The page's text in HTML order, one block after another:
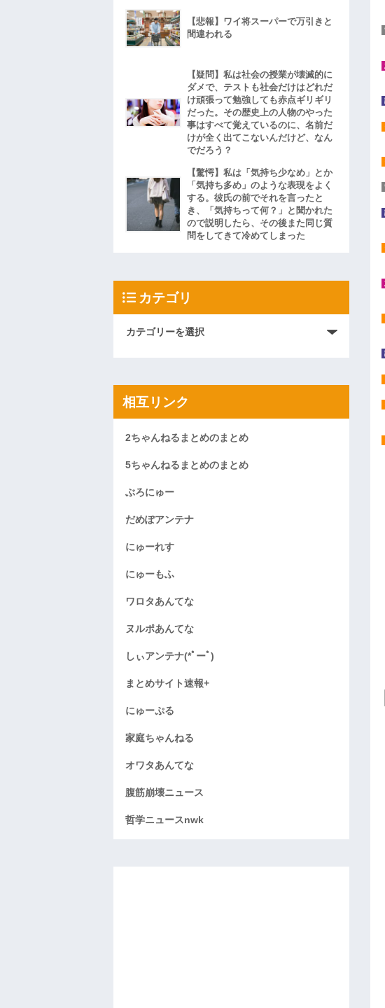
【悲報】ワイ将スーパーで万引きと
間違われる
【疑問】私は社会の授業が壊滅的に
ダメで、テストも社会だけはどれだ
け頑張って勉強しても赤点ギリギリ
だった。その歴史上の人物のやった
事はすべて覚えているのに、名前だ
けが全く出てこないんだけど、なん
でだろう？
【驚愕】私は「気持ち少なめ」とか
「気持ち多め」のような表現をよく
する。彼氏の前でそれを言ったと
き、「気持ちって何？」と聞かれた
ので説明したら、その後また同じ質
問をしてきて冷めてしまった
カテゴリ
相互リンク
2ちゃんねるまとめのまとめ
5ちゃんねるまとめのまとめ
ぶろにゅー
だめぽアンテナ
にゅーれす
にゅーもふ
ワロタあんてな
ヌルポあんてな
しぃアンテナ(*ﾟーﾟ)
まとめサイト速報+
にゅーぷる
家庭ちゃんねる
オワタあんてな
腹筋崩壊ニュース
哲学ニュースnwk